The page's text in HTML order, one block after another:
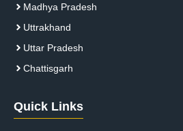
Madhya Pradesh
Uttrakhand
Uttar Pradesh
Chattisgarh
Quick Links